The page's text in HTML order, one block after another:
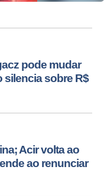
pode mudar
silencia sobre R$
Acir volta ao
ao renunciar